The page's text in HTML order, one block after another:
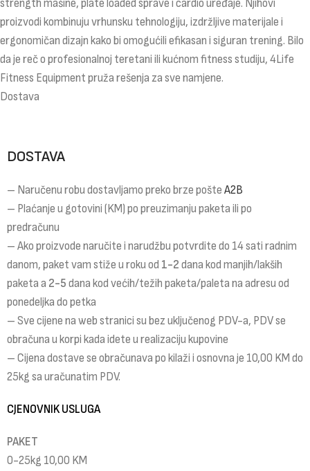
strength mašine, plate loaded sprave i cardio uređaje. Njihovi
proizvodi kombinuju vrhunsku tehnologiju, izdržljive materijale i
ergonomičan dizajn kako bi omogućili efikasan i siguran trening. Bilo
da je reč o profesionalnoj teretani ili kućnom fitness studiju, 4Life
Fitness Equipment pruža rešenja za sve namjene.
Dostava
DOSTAVA
– Naručenu robu dostavljamo preko brze pošte A2B
– Plaćanje u gotovini (KM) po preuzimanju paketa ili po
predračunu
– Ako proizvode naručite i narudžbu potvrdite do 14 sati radnim
danom, paket vam stiže u roku od 1-2 dana kod manjih/lakših
paketa a 2-5 dana kod većih/težih paketa/paleta na adresu od
ponedeljka do petka
– Sve cijene na web stranici su bez uključenog PDV-a, PDV se
obračuna u korpi kada idete u realizaciju kupovine
– Cijena dostave se obračunava po kilaži i osnovna je 10,00 KM do
25kg sa uračunatim PDV.
CJENOVNIK USLUGA
PAKET
0-25kg 10,00 KM